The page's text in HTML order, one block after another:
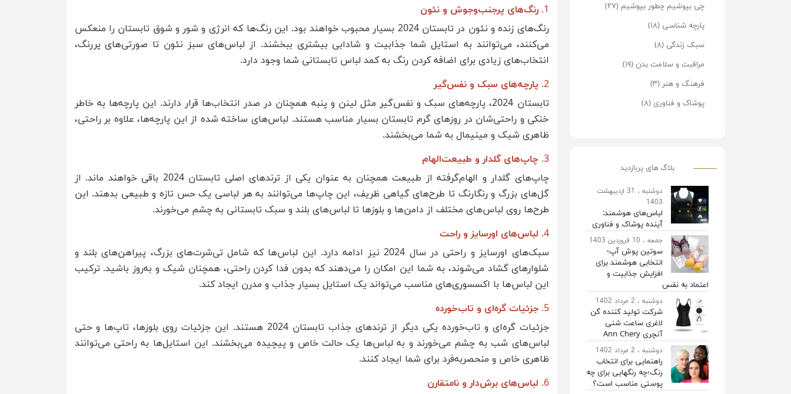
چی بپوشیم چطور بپوشیم (۲۷)
پارچه شناسی (۱۸)
سبک زندگی (۸)
مراقبت و سلامت بدن (۱۹)
فرهنگ و هنر (۳)
پوشاک و فناوری (۸)
بلاگ های پربازدید
دوشنبه ، 31 اردیبهشت
1403
لباس‌های هوشمند:
آینده پوشاک و فناوری
جمعه ، 10 فروردین 1403
سوتین پوش آپ؛
انتخابی هوشمند برای
افزایش جذابیت و
اعتماد به نفس
دوشنبه ، 2 مرداد 1402
شرکت تولید کننده گن
لاغری ساعت شنی
آنچری Ann Chery
دوشنبه ، 2 مرداد 1402
راهنمایی برای انتخاب
رنگ؛چه رنگهایی برای چه
پوستی مناسب است؟
1. رنگ‌های پرجنب‌وجوش و نئون
رنگ‌های زنده و نئون در تابستان 2024 بسیار محبوب خواهند بود. این رنگ‌ها که انرژی و شور و شوق تابستان را منعکس
می‌کنند، می‌توانند به استایل شما جذابیت و شادابی بیشتری ببخشند. از لباس‌های سبز نئون تا صورتی‌های پررنگ،
انتخاب‌های زیادی برای اضافه کردن رنگ به کمد لباس تابستانی شما وجود دارد.
2. پارچه‌های سبک و نفس‌گیر
تابستان 2024، پارچه‌های سبک و نفس‌گیر مثل لینن و پنبه همچنان در صدر انتخاب‌ها قرار دارند. این پارچه‌ها به خاطر
خنکی و راحتی‌شان در روزهای گرم تابستان بسیار مناسب هستند. لباس‌های ساخته شده از این پارچه‌ها، علاوه بر راحتی،
ظاهری شیک و مینیمال به شما می‌بخشند.
3. چاپ‌های گلدار و طبیعت‌الهام
چاپ‌های گلدار و الهام‌گرفته از طبیعت همچنان به عنوان یکی از ترندهای اصلی تابستان 2024 باقی خواهند ماند. از
گل‌های بزرگ و رنگارنگ تا طرح‌های گیاهی ظریف، این چاپ‌ها می‌توانند به هر لباسی یک حس تازه و طبیعی بدهند. این
طرح‌ها روی لباس‌های مختلف از دامن‌ها و بلوزها تا لباس‌های بلند و سبک تابستانی به چشم می‌خورند.
4. لباس‌های اورسایز و راحت
سبک‌های اورسایز و راحتی در سال 2024 نیز ادامه دارد. این لباس‌ها که شامل تی‌شرت‌های بزرگ، پیراهن‌های بلند و
شلوارهای گشاد می‌شوند، به شما این امکان را می‌دهند که بدون فدا کردن راحتی، همچنان شیک و به‌روز باشید. ترکیب
این لباس‌ها با اکسسوری‌های مناسب می‌تواند یک استایل بسیار جذاب و مدرن ایجاد کند.
5. جزئیات گره‌ای و تاب‌خورده
جزئیات گره‌ای و تاب‌خورده یکی دیگر از ترندهای جذاب تابستان 2024 هستند. این جزئیات روی بلوزها، تاپ‌ها و حتی
لباس‌های شب به چشم می‌خورند و به لباس‌ها یک حالت خاص و پیچیده می‌بخشند. این استایل‌ها به راحتی می‌توانند
ظاهری خاص و منحصربه‌فرد برای شما ایجاد کنند.
6. لباس‌های برش‌دار و نامتقارن